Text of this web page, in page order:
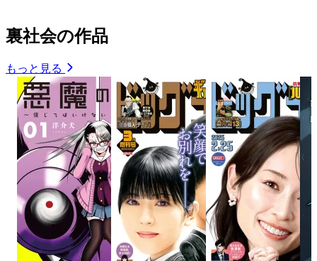
裏社会の作品
もっと見る